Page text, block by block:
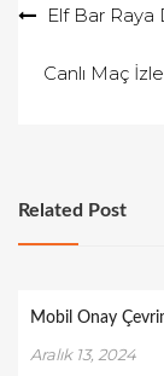
YazıElf Bar Raya
Canlı Maç
Related Post
Mobil Onay
Aralık 13, 2024